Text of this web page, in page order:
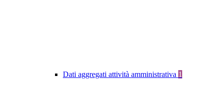
Dati aggregati attività amministrativa 1